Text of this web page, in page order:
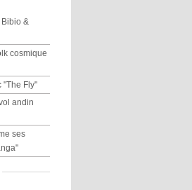
&
cosmique
"The Fly"
andin
ses